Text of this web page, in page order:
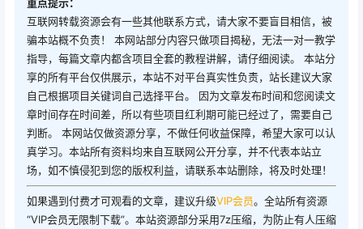
重点提示：
互联网转载资源会有一些其他联系方式，请大家不要盲目相信，被
骗本站概不负责！ 本网站部分内容只做项目揭秘，无法一对一教学
指导，每篇文章内都含项目全套的教程讲解，请仔细阅读。 本站分
享的所有平台仅供展示，本站不对平台真实性负责，站长建议大家
自己根据项目关键词自己选择平台。 因为文章发布时间和您阅读文
章时间存在时间差，所以有些项目红利期可能已经过了，需要自己
判断。 本网站仅做资源分享，不做任何收益保障，希望大家可以认
真学习。本站所有资料均来自互联网公开分享，并不代表本站立
场，如不慎侵犯到您的版权利益，请联系本站删除，将及时处理！
如果遇到付费才可观看的文章，建议升级VIP会员。全站所有资源
“VIP会员无限制下载”。本站资源部分采用7z压缩，为防止有人压缩